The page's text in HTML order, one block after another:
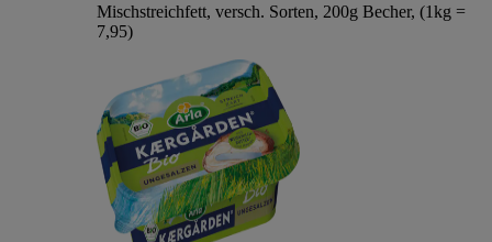
Mischstreichfett, versch. Sorten, 200g Becher, (1kg =
7,95)